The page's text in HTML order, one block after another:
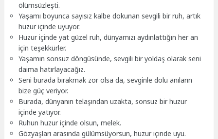
ölümsüzleşti.
Yaşamı boyunca sayısız kalbe dokunan sevgili bir ruh, artık
huzur içinde uyuyor.
Huzur içinde yat güzel ruh, dünyamızı aydınlattığın her an
için teşekkürler.
Yaşamın sonsuz döngüsünde, sevgili bir yoldaş olarak seni
daima hatırlayacağız.
Seni burada bırakmak zor olsa da, sevginle dolu anıların
bize güç veriyor.
Burada, dünyanın telaşından uzakta, sonsuz bir huzur
içinde yatıyor.
Ruhun huzur içinde olsun, melek.
Gözyaşları arasında gülümsüyorsun, huzur içinde uyu.